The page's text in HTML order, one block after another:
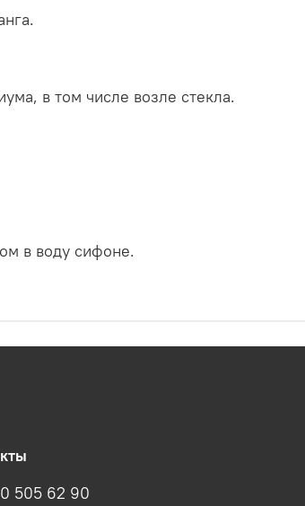
в том числе возле стекла.
в воду сифоне.
505 62 90